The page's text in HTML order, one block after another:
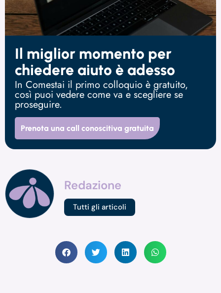
Il miglior momento per
chiedere aiuto è adesso
In Comestai il primo colloquio è gratuito,
così puoi vedere come va e scegliere se
proseguire.
Prenota una call conoscitiva gratuita
Redazione
Tutti gli articoli